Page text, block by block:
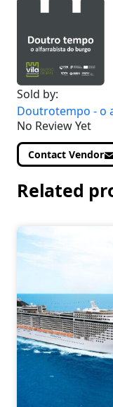
Sold by:
Doutrotempo - o
No Review Yet
Contact Vendor
Related